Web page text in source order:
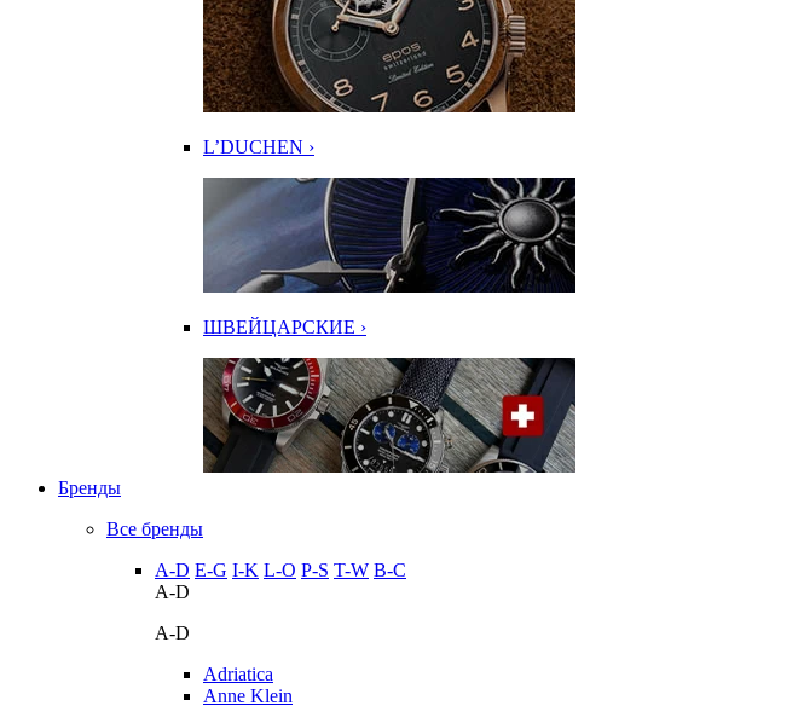
L’DUCHEN ›
ШВЕЙЦАРСКИЕ ›
Бренды
Все бренды
A-D E-G I-K L-O P-S T-W В-С
A-D
A-D
Adriatica
Anne Klein